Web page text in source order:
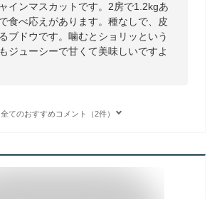
インマスカットです。2房で1.2kgあ
食べ応えがあります。種なしで、皮
ブドウです。噛むとショリッという
ジューシーで甘くて美味しいですよ
全てのおすすめコメント（2件）